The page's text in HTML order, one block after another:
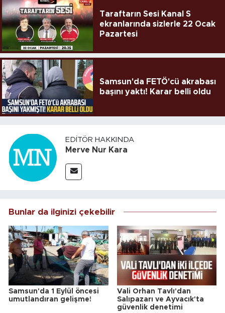
Taraftarın Sesi Kanal S
ekranlarında sizlerle 22 Ocak
Pazartesi
Samsun'da FETÖ'cü akrabası
başını yaktı! Karar belli oldu
EDITÖR HAKKINDA
Merve Nur Kara
Bunlar da ilginizi çekebilir
Samsun'da 1 Eylül öncesi
umutlandıran gelişme!
Vali Orhan Tavlı'dan
Salıpazarı ve Ayvacık'ta
güvenlik denetimi